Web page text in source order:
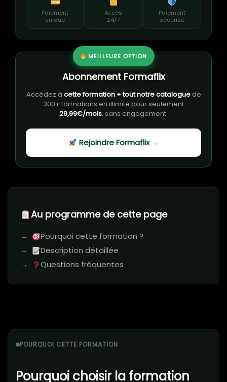
Au programme de cette page
Pourquoi cette formation ?
Description détaillée
Questions fréquentes
POURQUOI CETTE FORMATION
Pourquoi choisir la formation
Paiement
unique
Accès
24/7
Paiement
sécurisé
MEILLEURE OPTION
Abonnement Formaflix
Accédez à cette formation + tout notre cataloguede
300+ formations en illimité pour seulement
29,99€/mois, sans engagement.
Rejoindre Formaflix →